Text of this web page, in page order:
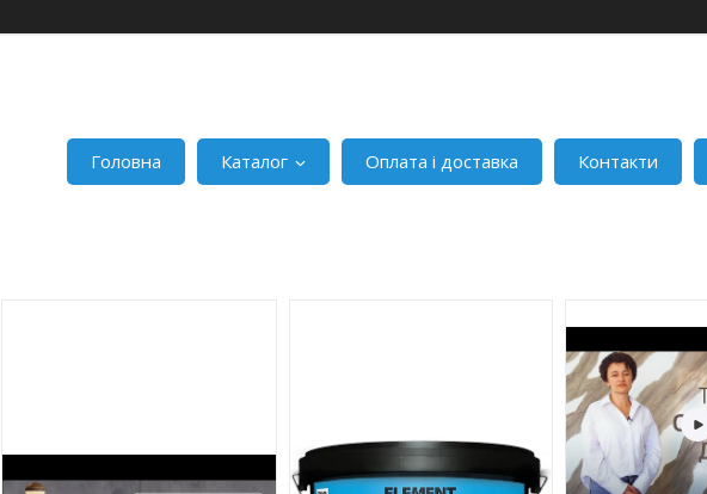
Головна Каталог Оплата і доставка Контакти